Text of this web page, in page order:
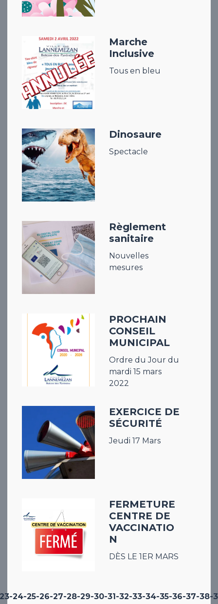
Marche
Inclusive
Tous en bleu
Dinosaure
Spectacle
Règlement
sanitaire
Nouvelles
mesures
PROCHAIN
CONSEIL
MUNICIPAL
Ordre du Jour du
mardi 15 mars
2022
EXERCICE DE
SÉCURITÉ
Jeudi 17 Mars
FERMETURE
CENTRE DE
VACCINATIO
N
DÈS LE 1ER MARS
-24-25-26-27-28-29-30-31-32-33-34-35-36-37-38-